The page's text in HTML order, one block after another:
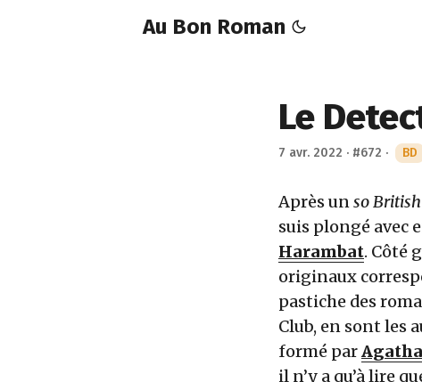
Au Bon Roman
Le
7 avr. 2022 · #672 · BD
Après unso British
suis plongé avec
Harambat. Côté
originaux
pastiche des
Club, en sont les
formé par
il n’y a qu’à lire